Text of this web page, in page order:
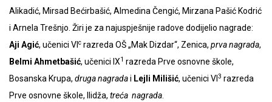
Alikadić, Mirsad Bećirbašić, Almedina Čengić, Mirzana Pašić Kodrić
i Arnela Trešnjo. Žiri je za najuspješnije radove dodijelio nagrade:
Aji Agić, učenici VI c razreda OŠ „Mak Dizdar“, Zenica, prvanagrada,
Belmi Ahmetbašić, učenici IX1 razreda Prve osnovne škole,
Bosanska Krupa, druga nagradai Lejli Milišić, učenici VI 3 razreda
Prve osnovne škole, Ilidža, treća nagrada